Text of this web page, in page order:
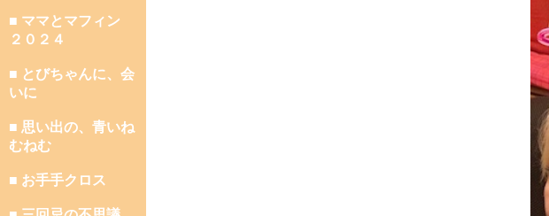
■ ママとマフィン
２０２４
■ とびちゃんに、会
いに
■ 思い出の、青いね
むねむ
■ お手手クロス